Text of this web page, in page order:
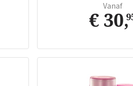
Vanaf
€ 30,